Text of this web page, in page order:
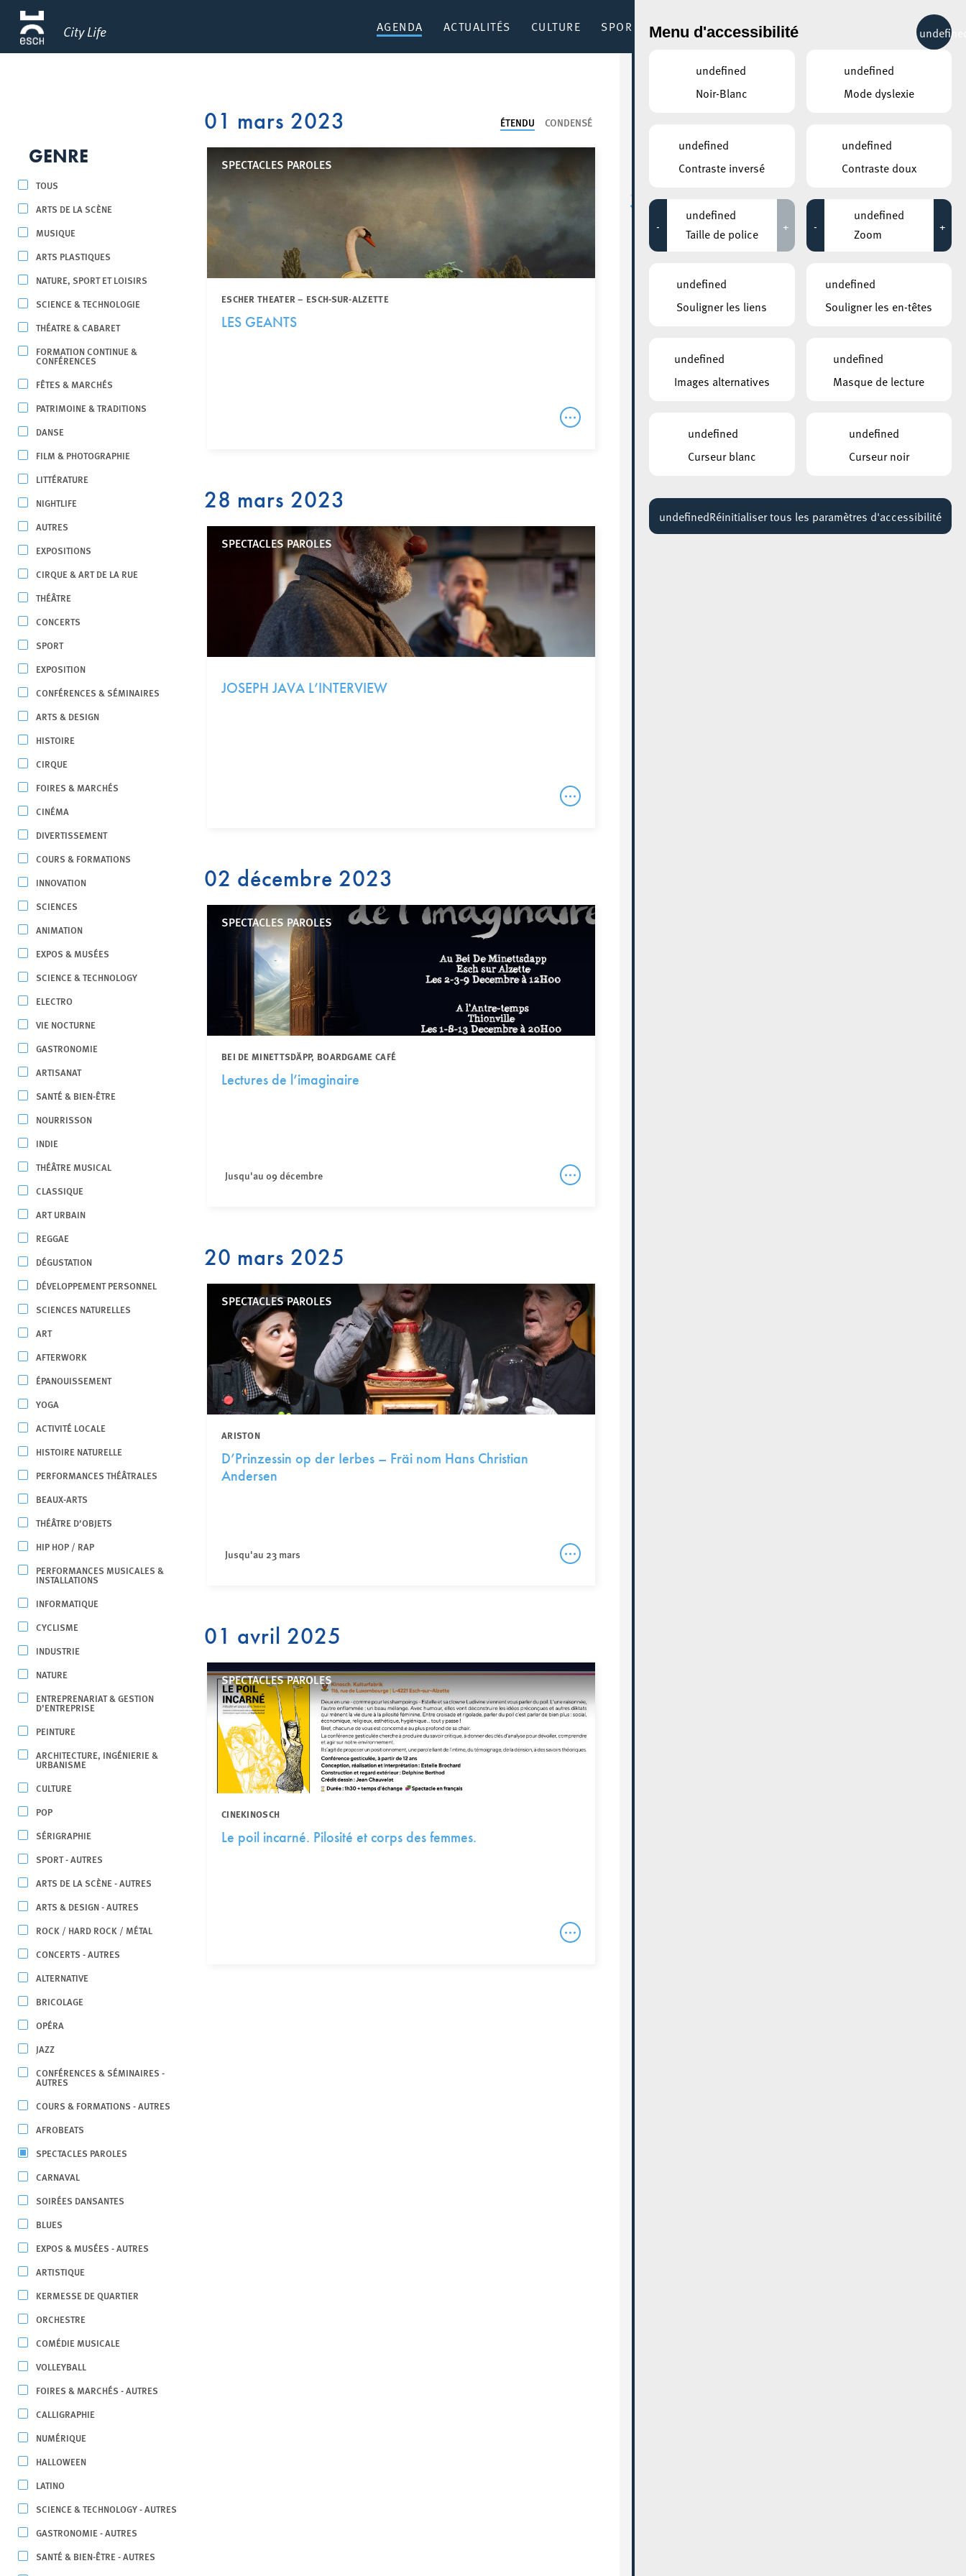
City Life AGENDA ACTUALITÉS CULTURE SPORT & RÉCRÉATION MOBILITÉ
GENRE
TOUS
ARTS DE LA SCÈNE
MUSIQUE
ARTS PLASTIQUES
NATURE, SPORT ET LOISIRS
SCIENCE & TECHNOLOGIE
THÉATRE & CABARET
FORMATION CONTINUE &
CONFÉRENCES
FÊTES & MARCHÉS
PATRIMOINE & TRADITIONS
DANSE
FILM & PHOTOGRAPHIE
LITTÉRATURE
NIGHTLIFE
AUTRES
EXPOSITIONS
CIRQUE & ART DE LA RUE
THÉÂTRE
CONCERTS
SPORT
EXPOSITION
CONFÉRENCES & SÉMINAIRES
ARTS & DESIGN
HISTOIRE
CIRQUE
FOIRES & MARCHÉS
CINÉMA
DIVERTISSEMENT
COURS & FORMATIONS
INNOVATION
SCIENCES
ANIMATION
EXPOS & MUSÉES
SCIENCE & TECHNOLOGY
ELECTRO
VIE NOCTURNE
GASTRONOMIE
ARTISANAT
SANTÉ & BIEN-ÊTRE
NOURRISSON
INDIE
THÉÂTRE MUSICAL
CLASSIQUE
ART URBAIN
REGGAE
DÉGUSTATION
DÉVELOPPEMENT PERSONNEL
SCIENCES NATURELLES
ART
AFTERWORK
ÉPANOUISSEMENT
YOGA
ACTIVITÉ LOCALE
HISTOIRE NATURELLE
PERFORMANCES THÉÂTRALES
BEAUX-ARTS
THÉÂTRE D’OBJETS
HIP HOP / RAP
PERFORMANCES MUSICALES &
INSTALLATIONS
INFORMATIQUE
CYCLISME
INDUSTRIE
NATURE
ENTREPRENARIAT & GESTION
D’ENTREPRISE
PEINTURE
ARCHITECTURE, INGÉNIERIE &
URBANISME
CULTURE
POP
SÉRIGRAPHIE
SPORT - AUTRES
ARTS DE LA SCÈNE - AUTRES
ARTS & DESIGN - AUTRES
ROCK / HARD ROCK / MÉTAL
CONCERTS - AUTRES
ALTERNATIVE
BRICOLAGE
OPÉRA
JAZZ
CONFÉRENCES & SÉMINAIRES -
AUTRES
COURS & FORMATIONS - AUTRES
AFROBEATS
SPECTACLES PAROLES
CARNAVAL
SOIRÉES DANSANTES
BLUES
EXPOS & MUSÉES - AUTRES
ARTISTIQUE
KERMESSE DE QUARTIER
ORCHESTRE
COMÉDIE MUSICALE
VOLLEYBALL
FOIRES & MARCHÉS - AUTRES
CALLIGRAPHIE
NUMÉRIQUE
HALLOWEEN
LATINO
SCIENCE & TECHNOLOGY - AUTRES
GASTRONOMIE - AUTRES
SANTÉ & BIEN-ÊTRE - AUTRES
ÉTENDU CONDENSÉ
01 mars 2023
SPECTACLES PAROLES
ESCHER THEATER – ESCH-SUR-ALZETTE
LES GEANTS
28 mars 2023
SPECTACLES PAROLES
JOSEPH JAVA L’INTERVIEW
02 décembre 2023
SPECTACLES PAROLES
BEI DE MINETTSDÄPP, BOARDGAME CAFÉ
Lectures de l’imaginaire
Jusqu'au 09 décembre
20 mars 2025
SPECTACLES PAROLES
ARISTON
D’Prinzessin op der Ierbes – Fräi nom Hans Christian
Andersen
Jusqu'au 23 mars
01 avril 2025
SPECTACLES PAROLES
CINEKINOSCH
Le poil incarné. Pilosité et corps des femmes.
ÉVÉNEMENTS CONTINUS
31 JUILLET 2020
Jusqu'au 31 juillet
BELVAL – PARKING SQUARE-MILE
Jusqu'au 06 août
Mertens
MBSR – Conference Mindfulness
29°C
Menu d'accessibilité
undefined
Noir-Blanc
undefined
Mode dyslexie
undefined
Contraste inversé
undefined
Contraste doux
-
undefined
Taille de police
+ -
undefined
Zoom
+
undefined
Souligner les liens
undefined
Souligner les en-têtes
undefined
Images alternatives
undefined
Masque de lecture
undefined
Curseur blanc
undefined
Curseur noir
undefinedRéinitialiser tous les paramètres d'accessibilité